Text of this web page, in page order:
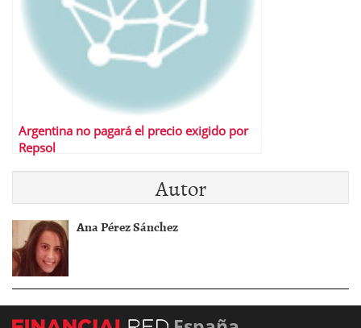
Argentina no pagará el precio exigido por
Repsol
Autor
Ana Pérez Sánchez